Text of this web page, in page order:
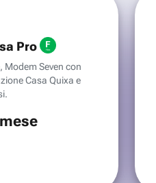
Pro
Modem Seven con
Casa Quixa e